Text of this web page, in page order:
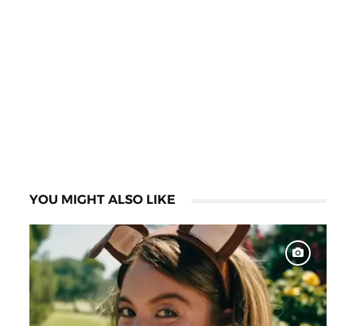
YOU MIGHT ALSO LIKE